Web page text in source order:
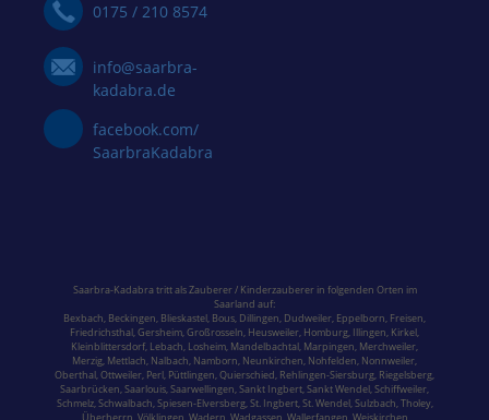
0175 / 210 8574
info@saarbra-
kadabra.de
facebook.com/
SaarbraKadabra
Saarbra-Kadabra tritt als Zauberer / Kinderzauberer in folgenden Orten im
Saarland auf:
Bexbach, Beckingen, Blieskastel, Bous, Dillingen, Dudweiler, Eppelborn, Freisen,
Friedrichsthal,Gersheim,Großrosseln, Heusweiler, Homburg, Illingen, Kirkel,
Kleinblittersdorf, Lebach, Losheim, Mandelbachtal, Marpingen, Merchweiler,
Merzig, Mettlach, Nalbach, Namborn, Neunkirchen, Nohfelden, Nonnweiler,
Oberthal,Ottweiler, Perl, Püttlingen,Quierschied, Rehlingen-Siersburg, Riegelsberg,
Saarbrücken,Saarlouis,Saarwellingen,Sankt Ingbert,Sankt Wendel,Schiffweiler,
Schmelz,Schwalbach,Spiesen-Elversberg,St. Ingbert,St. Wendel,Sulzbach,Tholey,